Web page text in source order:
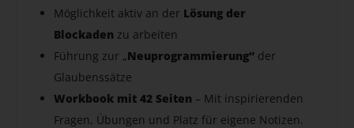
Möglichkeit aktiv an der Lösung der
Blockaden zu arbeiten
Führung zur „Neuprogrammierung“ der
Glaubenssätze
Workbook mit 42 Seiten – Mit inspirierenden
Fragen, Übungen und Platz für eigene Notizen.